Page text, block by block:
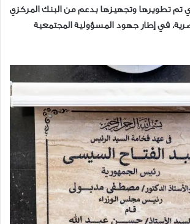
تم تطويرها وتجهيزها بدعم من البنك المركزي
في إطار جهود المسؤولية المجتمعية